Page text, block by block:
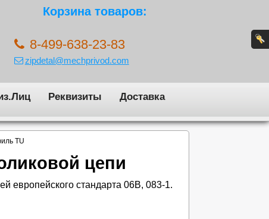
Корзина товаров:
8-499-638-23-83
zipdetal@mechprivod.com
Реквизиты
Доставка
TU
цепи
европейского стандарта 06B, 083-1.